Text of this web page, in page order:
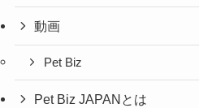
動画
Pet Biz
Pet Biz JAPANとは